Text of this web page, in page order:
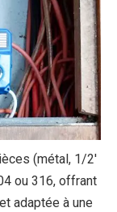
(métal, 1/2'
ou 316, offrant
adaptée à une